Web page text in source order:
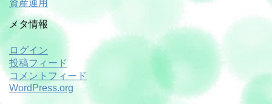
資産運用
メタ情報
ログイン
投稿フィード
コメントフィード
WordPress.org